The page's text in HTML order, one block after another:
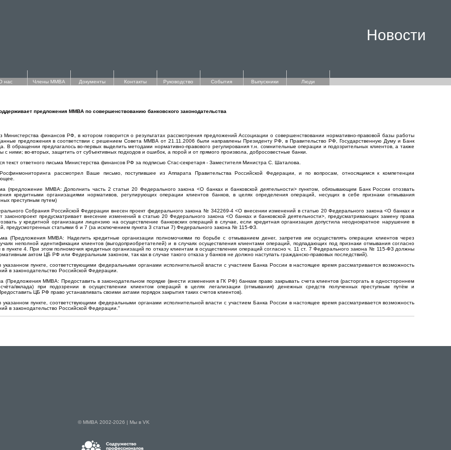
Новости
нас Члены ММВА Документы Контакты Руководство События Выпускники Люди
предложения ММВА по совершенствованию банковского законодательства
финансов РФ, в котором говорится о результатах рассмотрения предложений Ассоциации о совершенствовании нормативно-правовой базы работы
предложения в соответствии с решением Совета ММВА от 21.11.2006 были направлены Президенту РФ, в Правительство РФ, Государственную Думу и Банк
В обращении предлагалось во-первых выделить методами нормативно-правового регулирования т.н. сомнительные операции и подозрительных клиентов, а также
с ними; во-вторых, защитить от субъективных подходов и ошибок, а порой и от прямого произвола, добросовестные банки.
текст ответного письма Министерства финансов РФ за подписью Стас-секретаря - Заместителя Министра С. Шаталова.
рассмотрел Ваше письмо, поступившее из Аппарата Правительства Российской Федерации, и по вопросам, относящимся к компетенции
(предложение ММВА: Дополнить часть 2 статьи 20 Федерального закона <О банках и банковской деятельности> пунктом, обязывающим Банк России отозвать
кредитными организациями нормативов, регулирующих операции клиентов банков, в целях определения операций, несущих в себе признаки отмывания
преступным путем)
Собрания Российской Федерации внесен проект федерального закона № 342269-4 <О внесении изменений в статью 20 Федерального закона <О банках и
законопроект предусматривает внесение изменений в статью 20 Федерального закона <О банках и банковской деятельности>, предусматривающих замену права
у кредитной организации лицензию на осуществление банковских операций в случае, если кредитная организация допустила неоднократное нарушение в
предусмотренных статьями 6 и 7 (за исключением пункта 3 статьи 7) Федерального закона № 115-ФЗ.
(Предложения ММВА: Наделить кредитные организации полномочиями по борьбе с отмыванием денег, запретив им осуществлять операции клиентов через
неполной идентификации клиентов (выгодоприобретателей) и в случаях осуществления клиентами операций, подпадающих под признаки отмывания согласно
пункте 4. При этом полномочия кредитных организаций по отказу клиентам в осуществлении операций согласно ч. 11 ст. 7 Федерального закона № 115-ФЗ должны
актом ЦБ РФ или Федеральным законом, так как в случае такого отказа у банков не должно наступать гражданско-правовых последствий).
пункте, соответствующими федеральными органами исполнительной власти с участием Банка России в настоящее время рассматривается возможность
в законодательство Российской Федерации.
(Предложения ММВА: Предоставить в законодательном порядке (внести изменения в ГК РФ) банкам право закрывать счета клиентов (расторгать в одностороннем
счёта/вклада) при подозрении в осуществлении клиентом операций в целях легализации (отмывания) денежных средств полученных преступным путём и
ЦБ РФ право устанавливать своими актами порядок закрытия таких счетов клиентов).
пункте, соответствующими федеральными органами исполнительной власти с участием Банка России в настоящее время рассматривается возможность
в законодательство Российской Федерации."
© ММВА 2002-2026 | Мы в VK